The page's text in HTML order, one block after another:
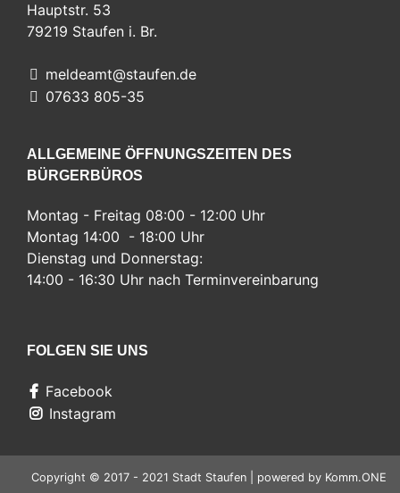
Hauptstr. 53
79219 Staufen i. Br.
meldeamt@staufen.de
07633 805-35
ALLGEMEINE ÖFFNUNGSZEITEN DES
BÜRGERBÜROS
Montag - Freitag 08:00 - 12:00 Uhr
Montag 14:00 - 18:00 Uhr
Dienstag und Donnerstag:
14:00 - 16:30 Uhr nach Terminvereinbarung
FOLGEN SIE UNS
Facebook
Instagram
Copyright © 2017 - 2021 Stadt Staufen | powered by Komm.ONE